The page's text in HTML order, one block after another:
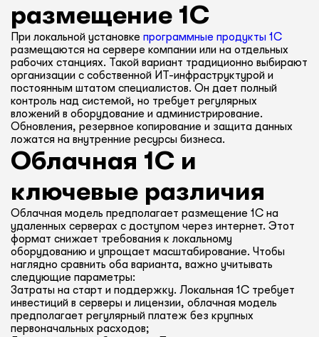
размещение 1С
При локальной установке программные продукты 1С
размещаются на сервере компании или на отдельных
рабочих станциях. Такой вариант традиционно выбирают
организации с собственной ИТ-инфраструктурой и
постоянным штатом специалистов. Он дает полный
контроль над системой, но требует регулярных
вложений в оборудование и администрирование.
Обновления, резервное копирование и защита данных
ложатся на внутренние ресурсы бизнеса.
Облачная 1С и
ключевые различия
Облачная модель предполагает размещение 1С на
удаленных серверах с доступом через интернет. Этот
формат снижает требования к локальному
оборудованию и упрощает масштабирование. Чтобы
наглядно сравнить оба варианта, важно учитывать
следующие параметры:
Затраты на старт и поддержку. Локальная 1С требует
инвестиций в серверы и лицензии, облачная модель
предполагает регулярный платеж без крупных
первоначальных расходов;